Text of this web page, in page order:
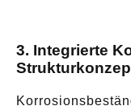
3. Integrierte